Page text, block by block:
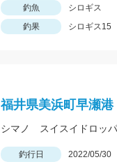
釣魚
シロギス
釣果
シロギス15
福井県美浜町早瀬
シマノ スイスイドロッパ
釣行日 2022/05/30